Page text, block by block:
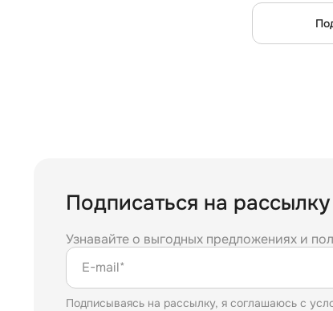
Подписаться на рассылку
Узнавайте о выгодных предложениях и
E-mail*
Подписываясь на рассылку, я соглашаюсь с